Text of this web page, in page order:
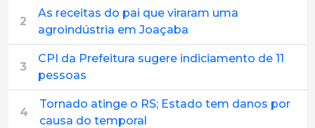
2
As receitas do pai que viraram uma
agroindústria em Joaçaba
3
CPI da Prefeitura sugere indiciamento de 11
pessoas
4
Tornado atinge o RS; Estado tem danos por
causa do temporal